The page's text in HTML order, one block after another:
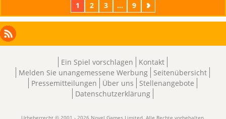
1 2 3 ... 9 Weiter
Facebook
Instagram
X
LinkedIn
RSS
Ein Spiel vorschlagen
Kontakt
Melden Sie unangemessene Werbung
Seitenübersicht
Pressemitteilungen
Über uns
Stellenangebote
Datenschutzerklärung
Urheberrecht © 2001 - 2026 Novel Games Limited. Alle Rechte vorbehalten.